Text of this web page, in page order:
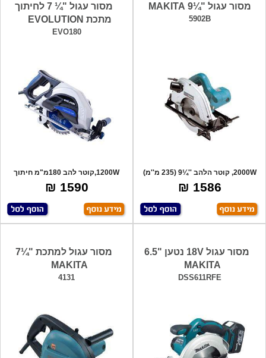
מסור עגול "¼9 MAKITA
5902B
2000W, קוטר הלהב ''¼9 (235 מ''מ)
מקצועי
1586 ₪
מסור עגול "¼ 7 לחיתוך
מתכת EVOLUTION
EVO180
1200W,קוטר להב 180מ"מ חיתוך
בזוויות. ל
1590 ₪
מסור עגול 18V נטען "6.5
MAKITA
DSS611RFE
מסור עגול למתכת "¼7
MAKITA
4131